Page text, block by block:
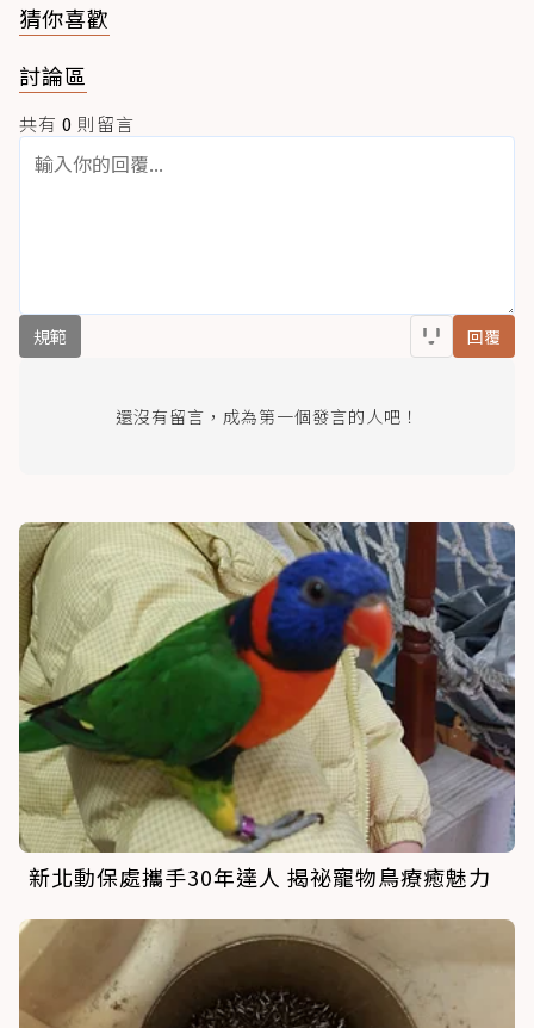
猜你喜歡
討論區
共有 0 則留言
規範 回覆
還沒有留言，成為第一個發言的人吧！
新北動保處攜手30年達人 揭祕寵物鳥療癒魅力